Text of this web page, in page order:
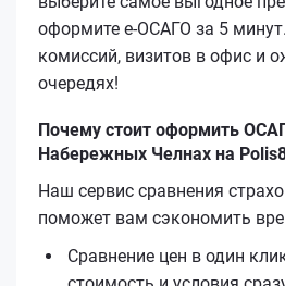
оформите е‑ОСАГО за 5
комиссий, визитов в офис и
очередях!
Почему стоит оформить
Набережных Челнах на
Наш сервис сравнения
поможет вам сэкономить
Сравнение цен в один